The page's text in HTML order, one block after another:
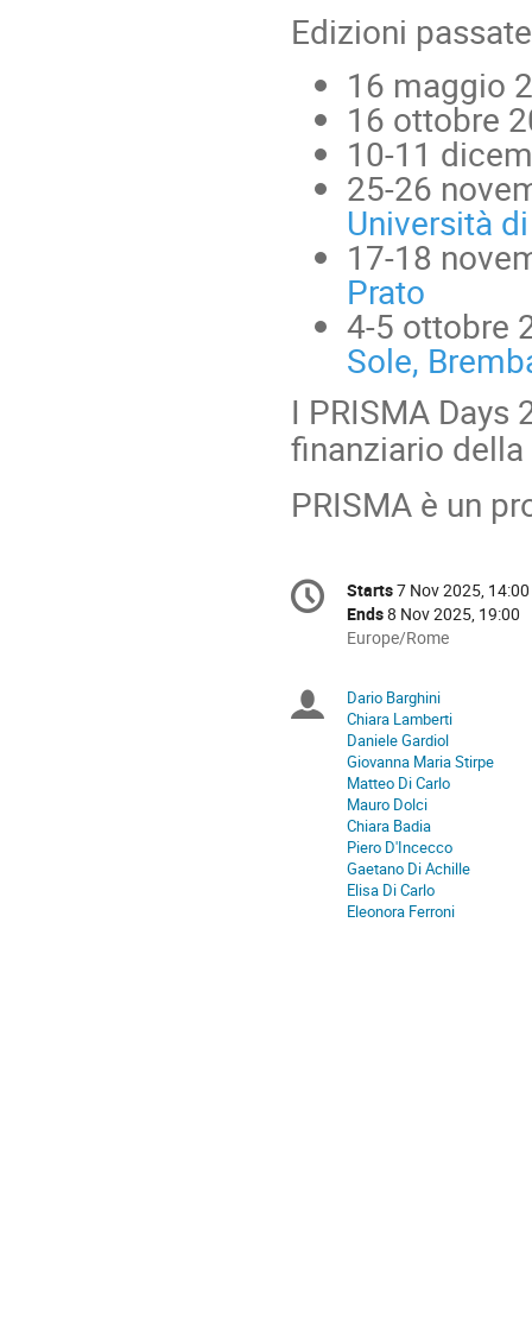
Edizioni
16 maggio
16 ottobre
10-11
25-26
Università
17-18
Prato
4-5 ottobre
Sole,
I PRISMA
finanziario della
PRISMA è un
Conference
information
Date/Time
Starts7 Nov 2025, 14:00
Ends8 Nov 2025, 19:00
All
in
Europe/Rome
Europe/Rome
Chairpersons
Dario Barghini
Chiara Lamberti
Daniele Gardiol
Giovanna Maria Stirpe
Matteo Di Carlo
Mauro Dolci
Chiara Badia
Piero D'Incecco
Gaetano Di Achille
Elisa Di Carlo
Eleonora Ferroni